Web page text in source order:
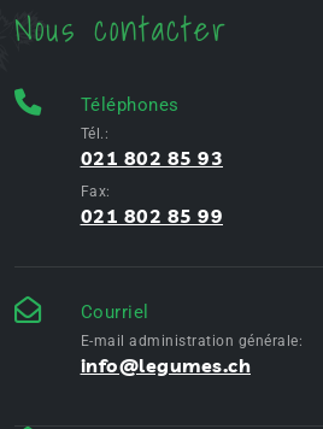
Nous contacter
Téléphones
Tél.:
021 802 85 93
Fax:
021 802 85 99
Courriel
E-mail administration générale:
info@legumes.ch